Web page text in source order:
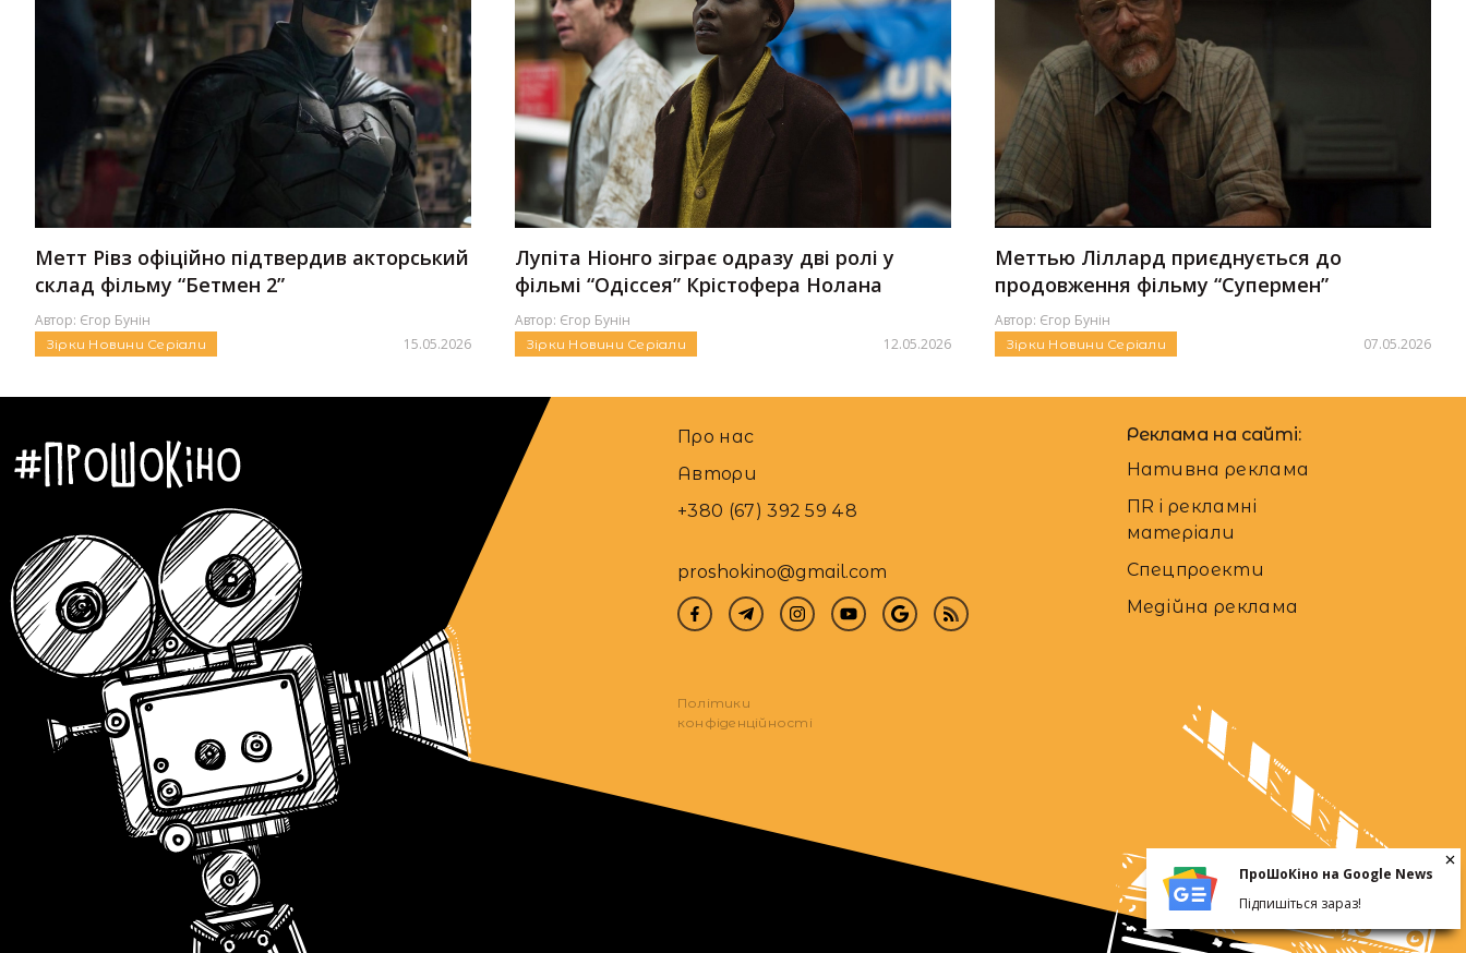
Метт Рівз офіційно підтвердив акторський
склад фільму “Бетмен 2”
Автор: Єгор Бунін
Зірки Новини Серіали 15.05.2026
Лупіта Ніонго зіграє одразу дві ролі у
фільмі “Одіссея” Крістофера Нолана
Автор: Єгор Бунін
Зірки Новини Серіали 12.05.2026
Меттью Ліллард приєднується до
продовження фільму “Супермен”
Автор: Єгор Бунін
Зірки Новини Серіали 07.05.2026
Про нас
Автори
+380 (67) 392 59 48
proshokino@gmail.com
Реклама на сайті:
Нативна реклама
ПR і рекламні
матеріали
Спецпроекти
Медійна реклама
Політики
конфіденційності
ПроШоКіно на Google News
Підпишіться зараз!